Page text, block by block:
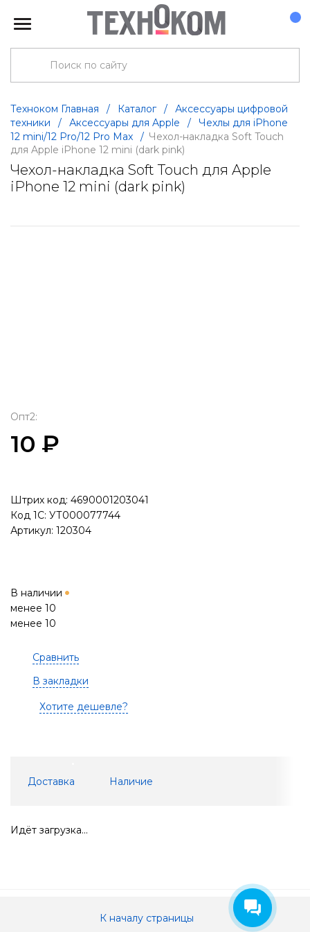
Техноком Главная / Каталог /
Аксессуары цифровой
техники
/ Аксессуары для Apple /
Чехлы для iPhone
12 mini/12 Pro/12 Pro Max
/ Чехол-накладка Soft Touch
для Apple iPhone 12 mini (dark pink)
Чехол-накладка Soft Touch для Apple
iPhone 12 mini (dark pink)
Опт2:
10 ₽
Штрих код: 4690001203041
Код 1С: УТ000077744
Артикул: 120304
В наличии
менее 10
менее 10
Сравнить
В закладки
Хотите дешевле?
Доставка Наличие
Идёт загрузка...
К началу страницы